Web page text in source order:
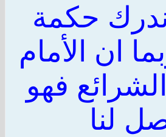
حكمة
ان الأمام
فهو
لنا